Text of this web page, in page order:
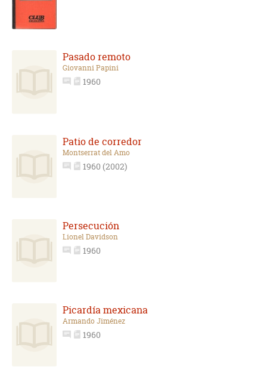
Pasado remoto
Giovanni Papini
1960
Patio de corredor
Montserrat del Amo
1960 (2002)
Persecución
Lionel Davidson
1960
Picardía mexicana
Armando Jiménez
1960